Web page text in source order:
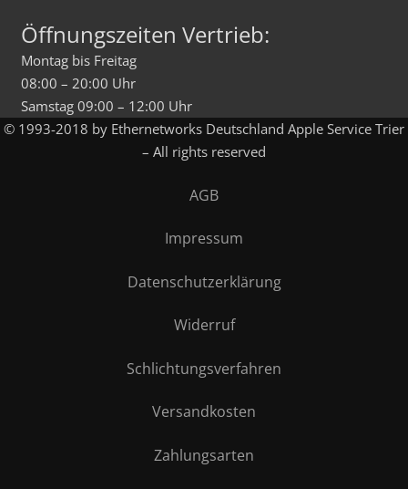
Öffnungszeiten Vertrieb:
Montag bis Freitag
08:00 – 20:00 Uhr
Samstag 09:00 – 12:00 Uhr
© 1993-2018 by Ethernetworks Deutschland Apple Service Trier
– All rights reserved
AGB
Impressum
Datenschutzerklärung
Widerruf
Schlichtungsverfahren
Versandkosten
Zahlungsarten